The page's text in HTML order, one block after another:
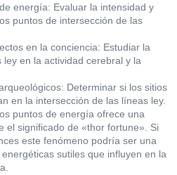
energía: Evaluar la intensidad y
puntos de intersección de las
en la conciencia: Estudiar la
en la actividad cerebral y la
Determinar si los sitios
en la intersección de las líneas ley.
puntos de energía ofrece una
el significado de «thor fortune». Si
este fenómeno podría ser una
sutiles que influyen en la